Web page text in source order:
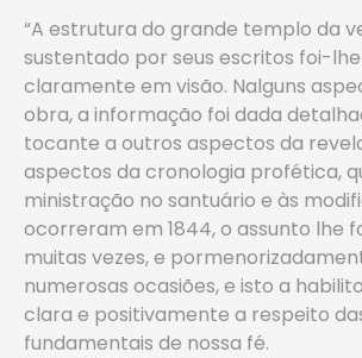
“A estrutura do grande templo da
sustentado por seus escritos foi-
claramente em visão. Nalguns
obra, a informação foi dada
tocante a outros aspectos da
aspectos da cronologia profética,
ministração no santuário e às
ocorreram em 1844, o assunto lhe
muitas vezes, e
numerosas ocasiões, e isto a
clara e positivamente a respeito
fundamentais de nossa fé.